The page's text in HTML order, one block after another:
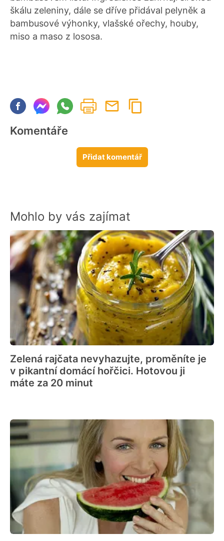
škálu zeleniny, dále se dříve přidával pelyněk a
bambusové výhonky, vlašské ořechy, houby,
miso a maso z lososa.
Komentáře
Přidat komentář
Mohlo by vás zajímat
Zelená rajčata nevyhazujte, proměníte je
v pikantní domácí hořčici. Hotovou ji
máte za 20 minut